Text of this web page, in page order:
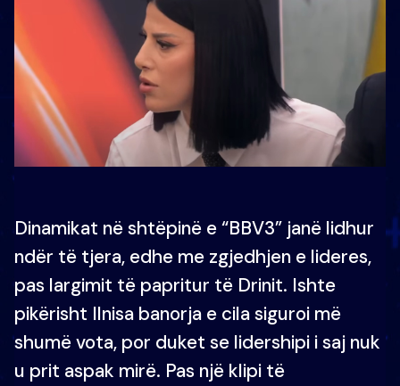
Dinamikat në shtëpinë e “BBV3” janë lidhur
ndër të tjera, edhe me zgjedhjen e lideres,
pas largimit të papritur të Drinit. Ishte
pikërisht Ilnisa banorja e cila siguroi më
shumë vota, por duket se lidershipi i saj nuk
u prit aspak mirë. Pas një klipi të